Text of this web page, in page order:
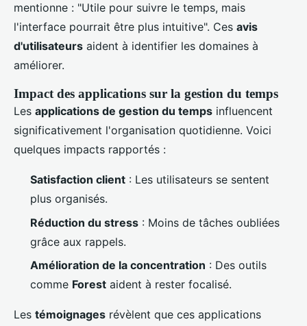
mentionne : "Utile pour suivre le temps, mais
l'interface pourrait être plus intuitive". Ces avis
d'utilisateurs aident à identifier les domaines à
améliorer.
Impact des applications sur la gestion du temps
Les applications de gestion du temps influencent
significativement l'organisation quotidienne. Voici
quelques impacts rapportés :
Satisfaction client : Les utilisateurs se sentent
plus organisés.
Réduction du stress : Moins de tâches oubliées
grâce aux rappels.
Amélioration de la concentration : Des outils
comme Forest aident à rester focalisé.
Les témoignages révèlent que ces applications